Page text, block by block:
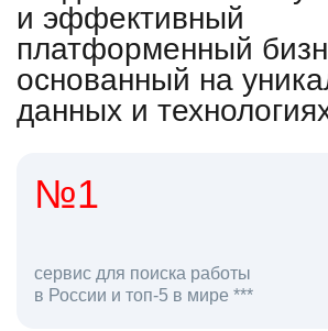
и эффективный
платформенный
основанный на
данных и
4,5
средняя оценка hh.ru как